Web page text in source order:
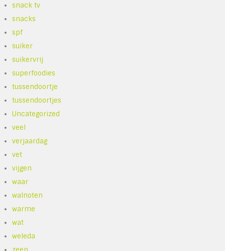
snack tv
snacks
spf
suiker
suikervrij
superfoodies
tussendoortje
tussendoortjes
Uncategorized
veel
verjaardag
vet
vijgen
waar
walnoten
warme
wat
weleda